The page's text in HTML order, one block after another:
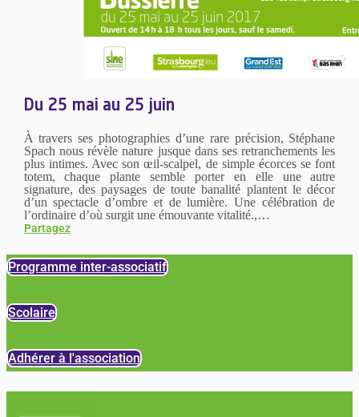
Du 25 mai au 25 juin
À travers ses photographies d’une rare précision, Stéphane
Spach nous révèle nature jusque dans ses retranchements les
plus intimes. Avec son œil-scalpel, de simple écorces se font
totem, chaque plante semble porter en elle une autre
signature, des paysages de toute banalité plantent le décor
d’un spectacle d’ombre et de lumière. Une célébration de
l’ordinaire d’où surgit une émouvante vitalité.,…
Partagez
Programme inter-associatif
Scolaire
Adhérer à l'association